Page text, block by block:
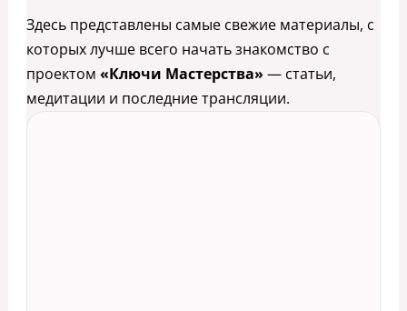
Здесь представлены самые свежие материалы, с
которых лучше всего начать знакомство с
проектом «Ключи Мастерства» — статьи,
медитации и последние трансляции.